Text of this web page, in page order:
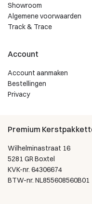
Showroom
Algemene voorwaarden
Track & Trace
Account
Account aanmaken
Bestellingen
Privacy
Premium
Wilhelminastraat 16
5281 GR Boxtel
KVK-nr. 64306674
BTW-nr. NL855608560B01